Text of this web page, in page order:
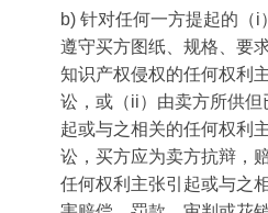
b) 针对任何一方提起的（i
遵守买方图纸、规格、要
知识产权侵权的任何权利
讼，或（ii）由卖方所供但
起或与之相关的任何权利
讼，买方应为卖方抗辩，
任何权利主张引起或与之